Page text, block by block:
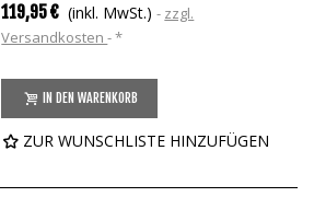
119,95 € (inkl. MwSt.)
zzgl.
Versandkosten *
IN DEN WARENKORB
ZUR WUNSCHLISTE HINZUFÜGEN